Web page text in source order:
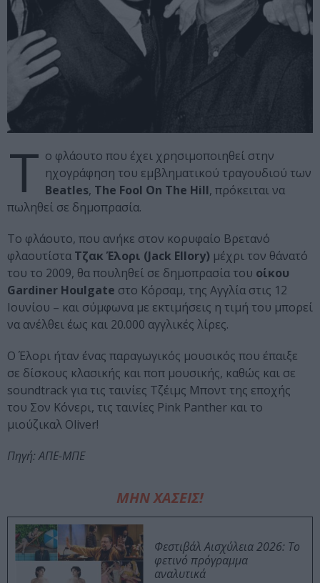
Τ ο φλάουτο που έχει χρησιμοποιηθεί στην
ηχογράφηση του εμβληματικού τραγουδιού των
Beatles, The Fool On The Hill, πρόκειται να
πωληθεί σε δημοπρασία.
Το φλάουτο, που ανήκε στον κορυφαίο Βρετανό
φλαουτίστα Τζακ Έλορι (Jack Ellory) μέχρι τον θάνατό
του το 2009, θα πουληθεί σε δημοπρασία του οίκου
Gardiner Houlgate στο Κόρσαμ, της Αγγλία στις 12
Ιουνίου – και σύμφωνα με εκτιμήσεις η τιμή του μπορεί
να ανέλθει έως και 20.000 αγγλικές λίρες.
Ο Έλορι ήταν ένας παραγωγικός μουσικός που έπαιξε
σε δίσκους κλασικής και ποπ μουσικής, καθώς και σε
soundtrack για τις ταινίες Τζέιμς Μποντ της εποχής
του Σον Κόνερι, τις ταινίες Pink Panther και το
μιούζικαλ Oliver!
Πηγή: ΑΠΕ-ΜΠΕ
ΜΗΝ ΧΑΣΕΙΣ!
Φεστιβάλ Αισχύλεια 2026: Το
φετινό πρόγραμμα
αναλυτικά